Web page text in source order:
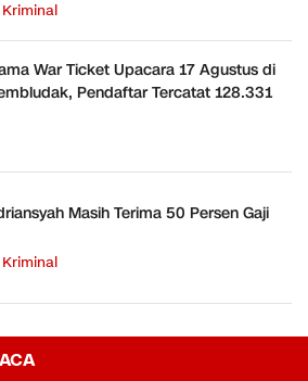
War Ticket Upacara 17 Agustus di
Pendaftar Tercatat 128.331
Masih Terima 50 Persen Gaji